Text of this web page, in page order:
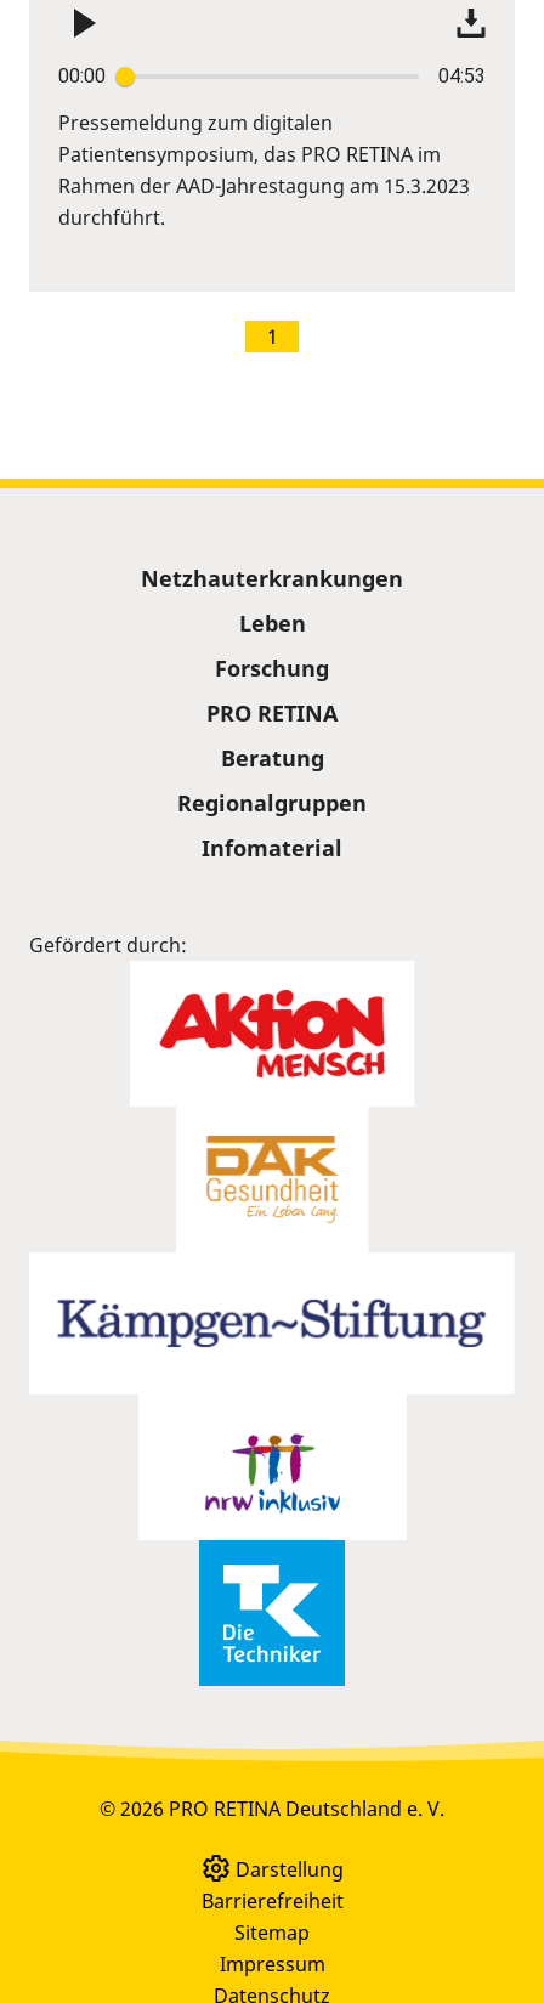
00:00 04:53
Pressemeldung zum digitalen
Patientensymposium, das PRO RETINA im
Rahmen der AAD-Jahrestagung am 15.3.2023
durchführt.
1
Netzhauterkrankungen
Leben
Forschung
PRO RETINA
Beratung
Regionalgruppen
Infomaterial
Gefördert durch:
© 2026 PRO RETINA Deutschland e. V.
Darstellung
Barrierefreiheit
Sitemap
Impressum
Datenschutz